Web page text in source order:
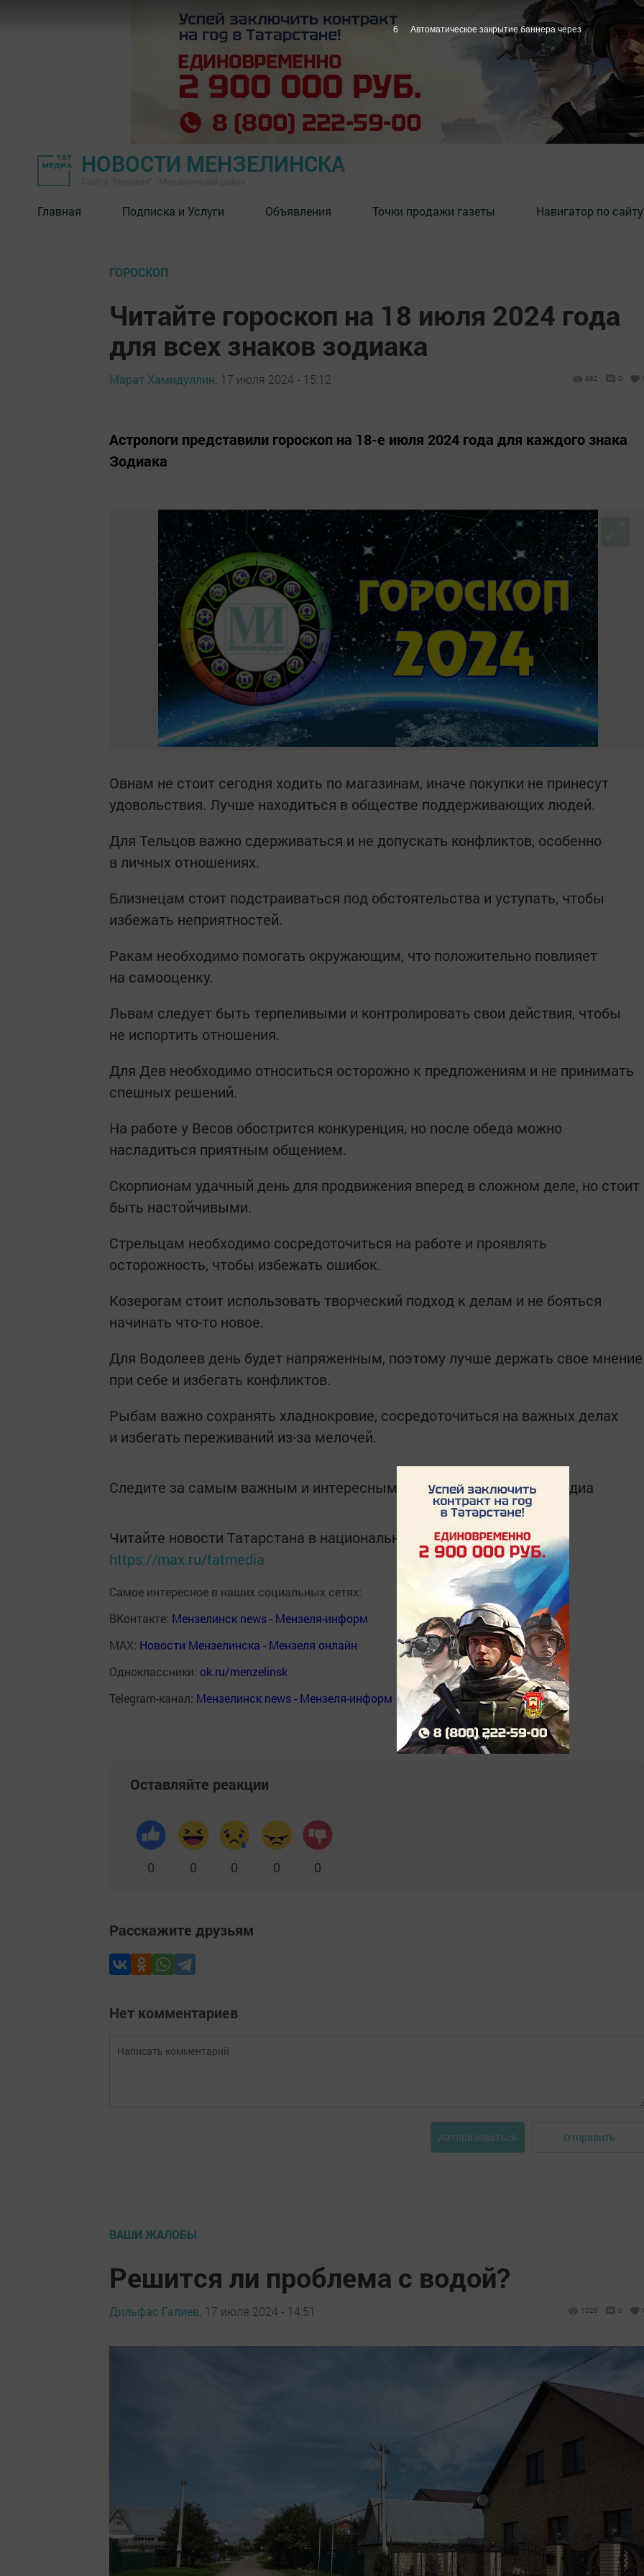
НОВОСТИ МЕНЗЕЛИНСКА
Главная Подписка и Услуги Объявления Точки продажи газеты Навигатор по сайту
ГОРОСКОП
Читайте гороскоп на 18 июля 2024 года
для всех знаков зодиака
Марат Хамидуллин, 17 июля 2024 - 15:12 882 0
Астрологи представили гороскоп на 18-е июля 2024 года для каждого знака
Зодиака
Овнам не стоит сегодня ходить по магазинам, иначе покупки не принесут
удовольствия. Лучше находиться в обществе поддерживающих людей.
Для Тельцов важно сдерживаться и не допускать конфликтов, особенно
в личных отношениях.
Близнецам стоит подстраиваться под обстоятельства и уступать, чтобы
избежать неприятностей.
Ракам необходимо помогать окружающим, что положительно повлияет
на самооценку.
Львам следует быть терпеливыми и контролировать свои действия, чтобы
не испортить отношения.
Для Дев необходимо относиться осторожно к предложениям и не принимать
спешных решений.
На работе у Весов обострится конкуренция, но после обеда можно
насладиться приятным общением.
Скорпионам удачный день для продвижения вперед в сложном деле, но стоит
быть настойчивыми.
Стрельцам необходимо сосредоточиться на работе и проявлять
осторожность, чтобы избежать ошибок.
Козерогам стоит использовать творческий подход к делам и не бояться
начинать что-то новое.
Для Водолеев день будет напряженным, поэтому лучше держать свое мнение
при себе и избегать конфликтов.
Рыбам важно сохранять хладнокровие, сосредоточиться на важных делах
и избегать переживаний из-за мелочей.
Следите за самым важным и интересным в Telegram-каналеТатмедиа
Читайте новости Татарстана в национальном мессенджере MАХ:
https://max.ru/tatmedia
Самое интересное в наших социальных сетях:
ВКонтакте: Мензелинск news - Мензеля-информ
MAX: Новости Мензелинска - Мензеля онлайн
Одноклассники: ok.ru/menzelinsk
Telegram-канал: Мензелинск news - Мензеля-информ
Оставляйте реакции
0 0 0 0 0
Расскажите друзьям
Нет комментариев
Авторизоваться Отправить
ВАШИ ЖАЛОБЫ
Решится ли проблема с водой?
Дильфас Галиев, 17 июля 2024 - 14:51 1026 0
4 Автоматическое закрытие баннера через